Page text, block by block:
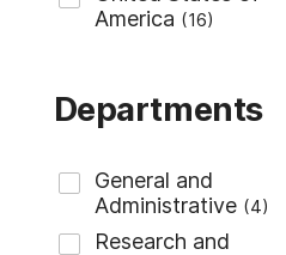
Departments